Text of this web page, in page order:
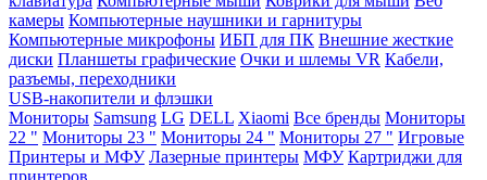
камеры Компьютерные наушники и гарнитуры
Компьютерные микрофоны ИБП для ПК Внешние жесткие
диски Планшеты графические Очки и шлемы VR Кабели,
разъемы, переходники
USB-накопители и флэшки
Мониторы Samsung LG DELL Xiaomi Все бренды Мониторы
22 " Мониторы 23 " Мониторы 24 " Мониторы 27 " Игровые
Принтеры и МФУ Лазерные принтеры МФУ Картриджи для
принтеров